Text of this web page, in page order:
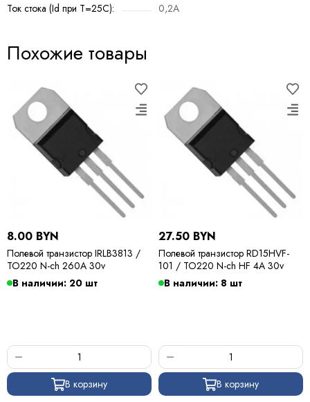
Ток стока (Id при T=25C):
0,2A
Похожие товары
8.00 BYN
Полевой транзистор IRLB3813 /
TO220 N-ch 260A 30v
В наличии: 20 шт
В корзину
27.50 BYN
Полевой транзистор RD15HVF-
101 / TO220 N-ch HF 4A 30v
В наличии: 8 шт
В корзину